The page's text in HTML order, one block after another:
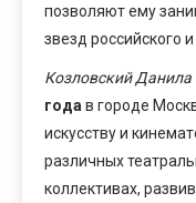
позволяют ему
звезд российского
Козловский Данила
года в городе
искусству и
различных
коллективах,